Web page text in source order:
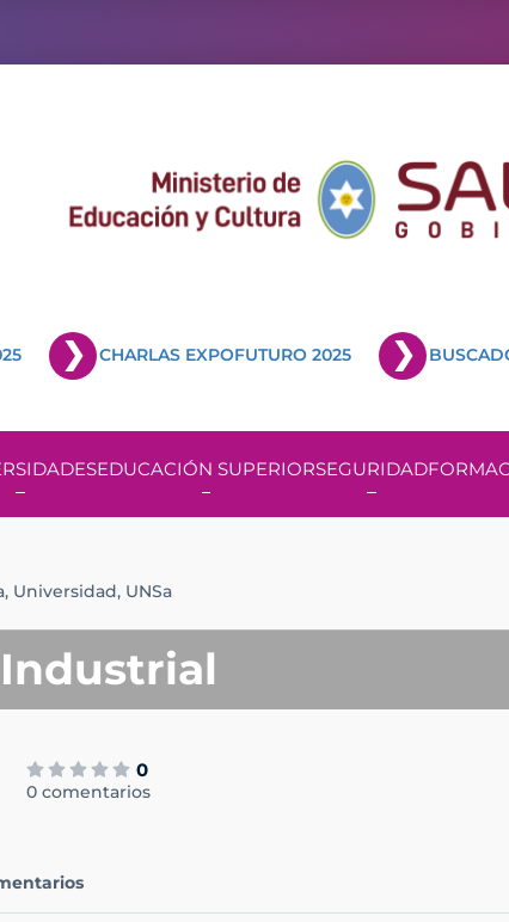
CHARLAS EXPOFUTURO 2025
EDUCACIÓN SUPERIORSEGURIDAD
Universidad, UNSa
0
0 comentarios